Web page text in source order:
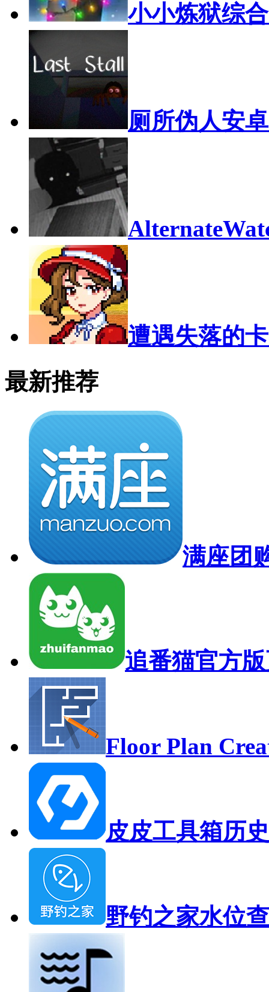
小小炼狱综合
厕所伪人安
遭遇失落的
最新推荐
满座团
追番猫官方版
Floor Plan
皮皮工具箱历
野钓之家水位